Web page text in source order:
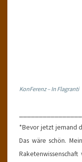
KonFerenz – In Flagranti
*Bevor jetzt jemand
Das wäre schön.